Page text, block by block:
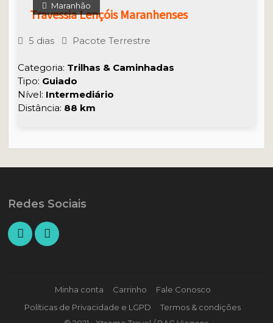
Maranhão
Travessia Lençóis Maranhenses
5 dias Pacote Terrestre
Categoria: Trilhas & Caminhadas
Tipo: Guiado
Nível: Intermediário
Distância: 88 km
Redes Sociais
Minha conta Carrinho
Fale Conosco
Políticas de Privacidade e LGPD
Termos & condições